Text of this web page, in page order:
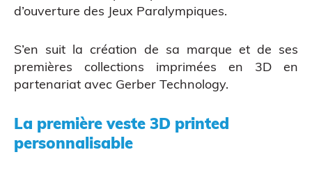
d’ouverture des Jeux Paralympiques.
S’en suit la création de sa marque et de ses
premières collections imprimées en 3D en
partenariat avec Gerber Technology.
La première veste 3D printed
personnalisable